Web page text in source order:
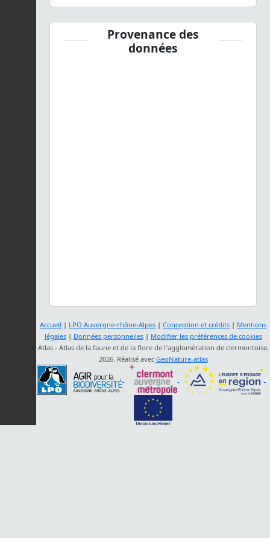
Provenance des
données
Accueil | LPO Auvergne-rhône-Alpes | Conception et crédits | Mentions
légales| Données personnelles| Modifier les préférences de cookies
Atlas - Atlas de la faune et de la flore de l'agglomération de clermontoise,
2026. Réalisé avec GeoNature-atlas